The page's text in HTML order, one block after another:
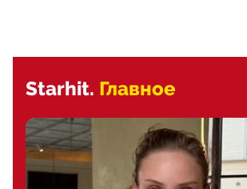
Starhit. Главное